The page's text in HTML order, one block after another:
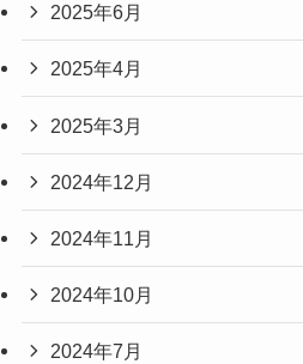
2025年6月
2025年4月
2025年3月
2024年12月
2024年11月
2024年10月
2024年7月